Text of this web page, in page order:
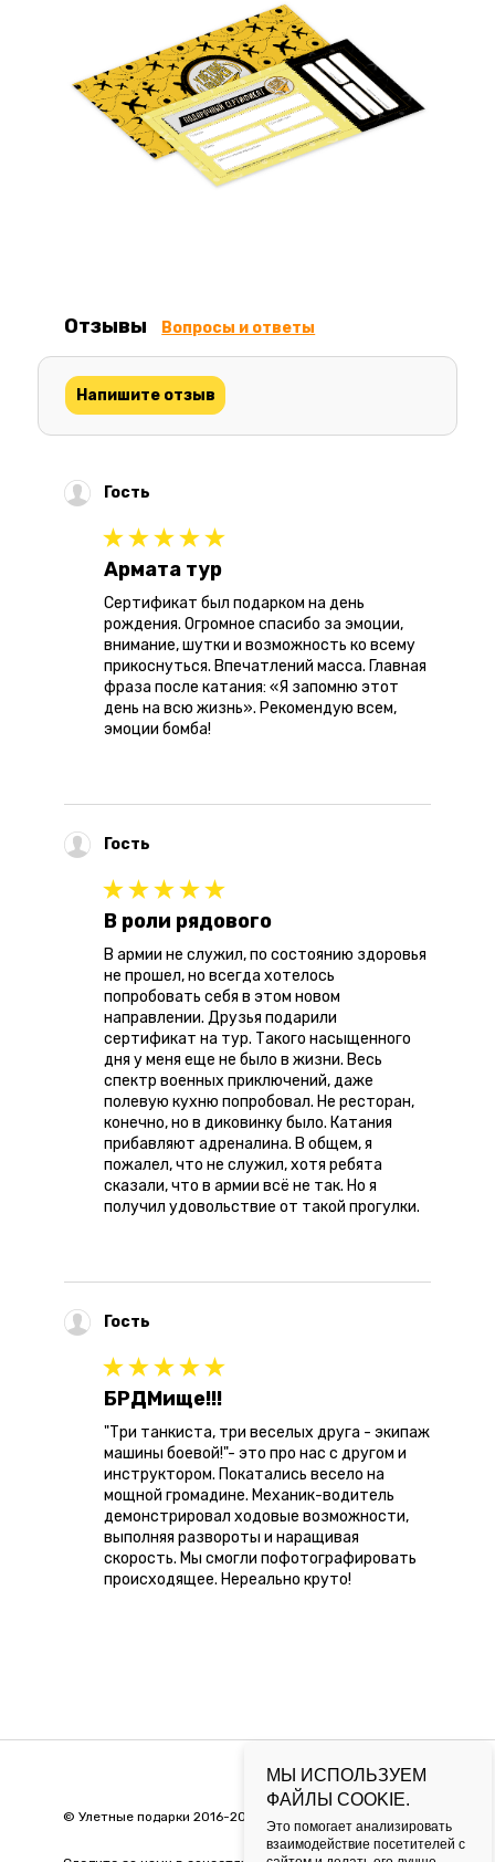
Отзывы Вопросы и ответы
Напишите отзыв
Гость
Армата тур
Сертификат был подарком на день
рождения. Огромное спасибо за эмоции,
внимание, шутки и возможность ко всему
прикоснуться. Впечатлений масса. Главная
фраза после катания: «Я запомню этот
день на всю жизнь». Рекомендую всем,
эмоции бомба!
Гость
В роли рядового
В армии не служил, по состоянию здоровья
не прошел, но всегда хотелось
попробовать себя в этом новом
направлении. Друзья подарили
сертификат на тур. Такого насыщенного
дня у меня еще не было в жизни. Весь
спектр военных приключений, даже
полевую кухню попробовал. Не ресторан,
конечно, но в диковинку было. Катания
прибавляют адреналина. В общем, я
пожалел, что не служил, хотя ребята
сказали, что в армии всё не так. Но я
получил удовольствие от такой прогулки.
Гость
БРДМище!!!
"Три танкиста, три веселых друга - экипаж
машины боевой!"- это про нас с другом и
инструктором. Покатались весело на
мощной громадине. Механик-водитель
демонстрировал ходовые возможности,
выполняя развороты и наращивая
скорость. Мы смогли пофотографировать
происходящее. Нереально круто!
© Улетные подарки 2016-2026
МЫ ИСПОЛЬЗУЕМ
ФАЙЛЫ COOKIE.
Это помогает анализировать
взаимодействие посетителей с